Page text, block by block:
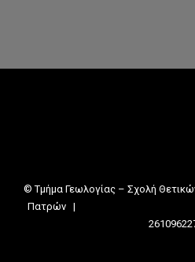
© Τμήμα Γεωλογίας – Σχολή
Πατρών |